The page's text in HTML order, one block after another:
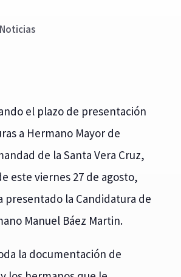
Noticias
el plazo de presentación
a Hermano Mayor de
de la Santa Vera Cruz,
este viernes 27 de agosto,
presentado la Candidatura de
Manuel Báez Martin.
la documentación de